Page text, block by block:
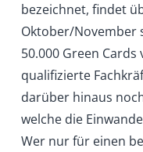
bezeichnet, findet
Oktober/November
50.000 Green
qualifizierte
darüber hinaus
welche die
Wer nur für einen